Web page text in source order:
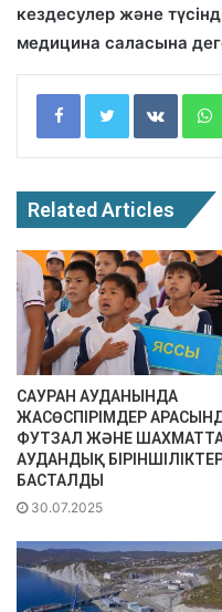
кездесулер және
медицина саласына
Facebook Twitter VKontakte
Related Articles
САУРАН АУДАНЫНДА
ЖАСӨСПІРІМДЕР
ФУТЗАЛ ЖӘНЕ
АУДАНДЫҚ
БАСТАЛДЫ
30.07.2025